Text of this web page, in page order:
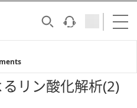
リン酸化解析(2)